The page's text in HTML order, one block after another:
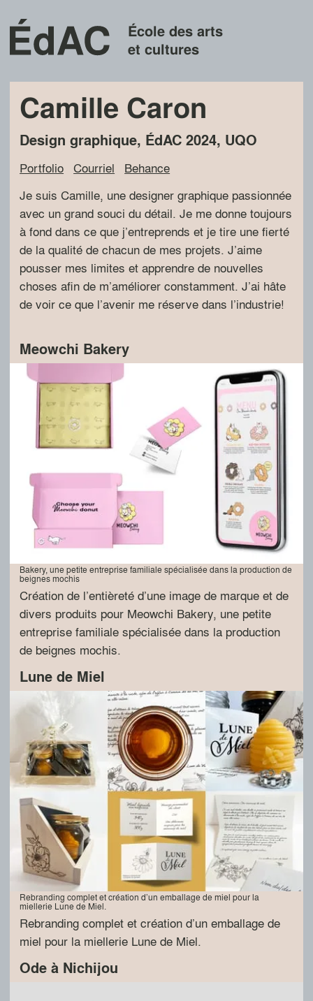
École des arts
et cultures
Camille Caron
Design graphique, ÉdAC 2024, UQO
Portfolio Courriel
Behance
Je suis Camille, une designer graphique passionnée
avec un grand souci du détail. Je me donne toujours
à fond dans ce que j’entreprends et je tire une fierté
de la qualité de chacun de mes projets. J’aime
pousser mes limites et apprendre de nouvelles
choses afin de m’améliorer constamment. J’ai hâte
de voir ce que l’avenir me réserve dans l’industrie!
Meowchi Bakery
Bakery, une petite entreprise familiale spécialisée dans la production de
beignes mochis
Création de l’entièreté d’une image de marque et de
divers produits pour Meowchi Bakery, une petite
entreprise familiale spécialisée dans la production
de beignes mochis.
Lune de Miel
Rebranding complet et création d’un emballage de miel pour la
miellerie Lune de Miel.
Rebranding complet et création d’un emballage de
miel pour la miellerie Lune de Miel.
Ode à Nichijou